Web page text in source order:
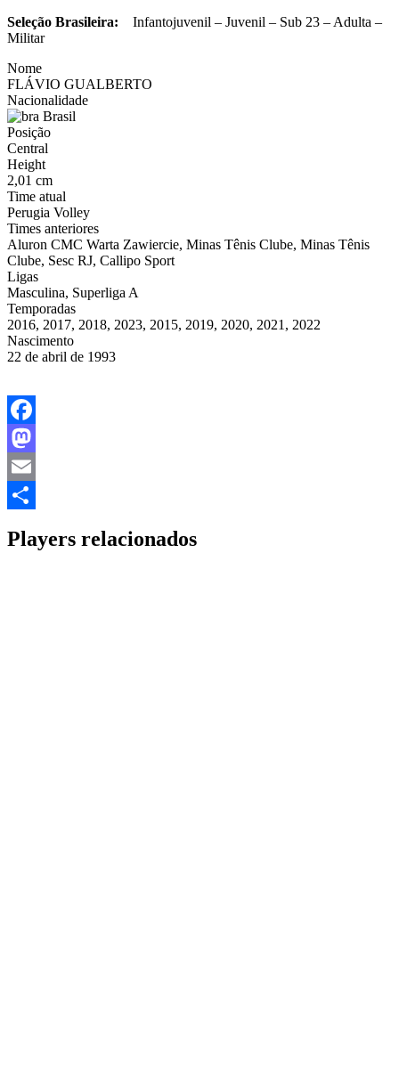
Seleção Brasileira: Infantojuvenil – Juvenil – Sub 23 – Adulta –
Militar
Nome
FLÁVIO GUALBERTO
Nacionalidade
Brasil
Posição
Central
Height
2,01 cm
Time atual
Perugia Volley
Times anteriores
Aluron CMC Warta Zawiercie, Minas Tênis Clube, Minas Tênis
Clube, Sesc RJ, Callipo Sport
Ligas
Masculina, Superliga A
Temporadas
2016, 2017, 2018, 2023, 2015, 2019, 2020, 2021, 2022
Nascimento
22 de abril de 1993
Facebook
Mastodon
Email
Players relacionados